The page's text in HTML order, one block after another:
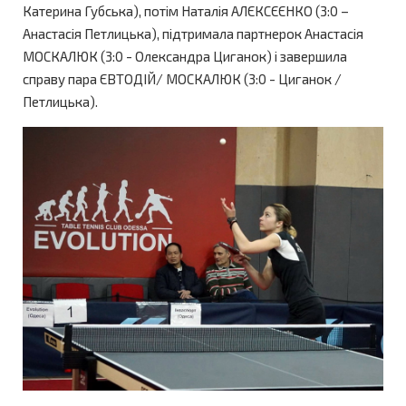
Катерина Губська), потім Наталія АЛЄКСЄЄНКО (3:0 –
Анастасія Петлицька), підтримала партнерок Анастасія
МОСКАЛЮК (3:0 - Олександра Циганок) і завершила
справу пара ЄВТОДІЙ/ МОСКАЛЮК (3:0 - Циганок /
Петлицька).